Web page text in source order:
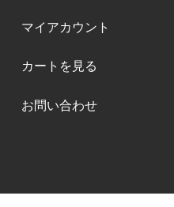
マイアカウント
カートを見る
お問い合わせ